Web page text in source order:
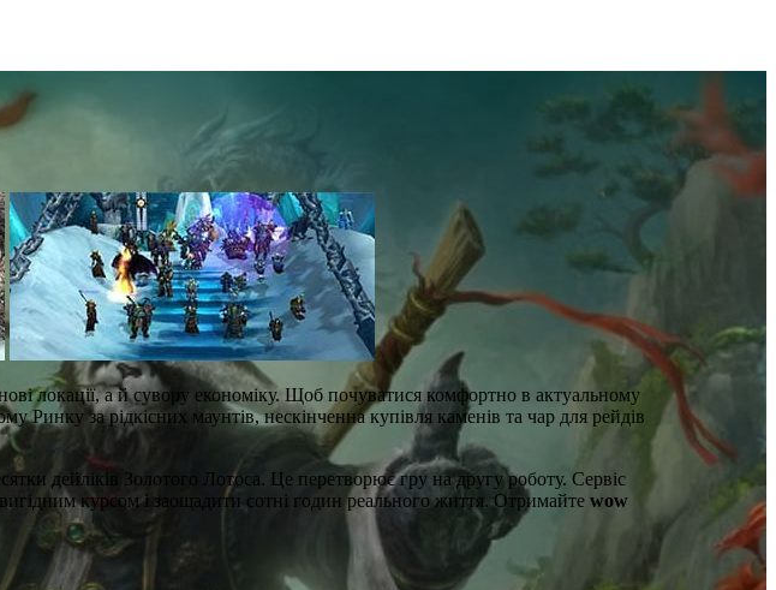
локації, а й сувору економіку. Щоб почуватися комфортно в актуальному
Ринку за рідкісних маунтів, нескінченна купівля каменів та чар для рейдів
дейліків Золотого Лотоса. Це перетворює гру на другу роботу. Сервіс
вигідним курсом і заощадити сотні годин реального життя. Отримайте wow